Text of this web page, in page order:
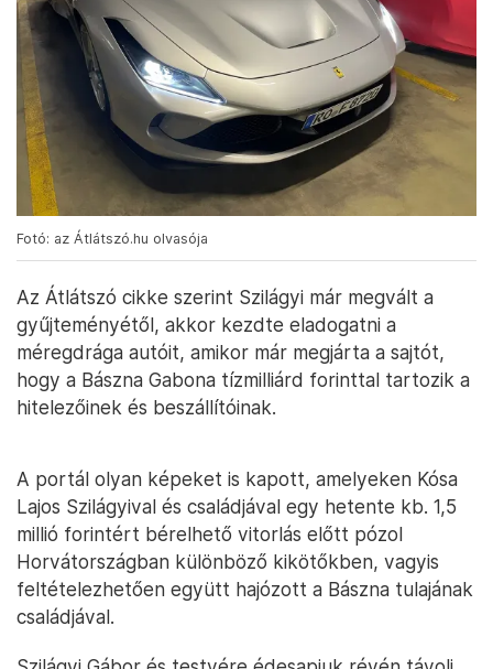
Fotó: az Átlátszó.hu olvasója
Az Átlátszó cikke szerint Szilágyi már megvált a
gyűjteményétől, akkor kezdte eladogatni a
méregdrága autóit, amikor már megjárta a sajtót,
hogy a Bászna Gabona tízmilliárd forinttal tartozik a
hitelezőinek és beszállítóinak.
A portál olyan képeket is kapott, amelyeken Kósa
Lajos Szilágyival és családjával egy hetente kb. 1,5
millió forintért bérelhető vitorlás előtt pózol
Horvátországban különböző kikötőkben, vagyis
feltételezhetően együtt hajózott a Bászna tulajának
családjával.